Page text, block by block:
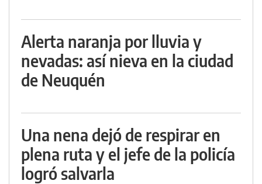
Alerta naranja por lluvia y
nevadas: así nieva en la ciudad
de Neuquén
Una nena dejó de respirar en
plena ruta y el jefe de la policía
logró salvarla